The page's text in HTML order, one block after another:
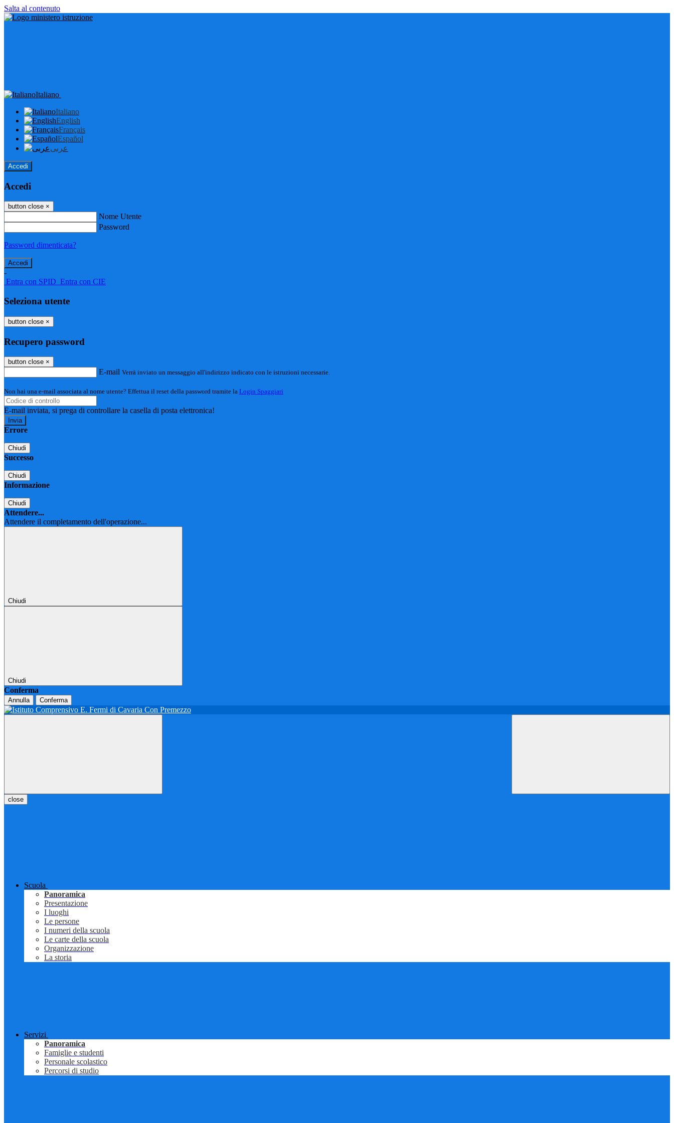
Salta al contenuto
Italiano
Italiano
English
Français
Español
عربى
Accedi
Accedi
button close ×
Nome Utente
Password
Password dimenticata?
-
Entra con SPID Entra con CIE
Seleziona utente
button close ×
Recupero password
button close ×
E-mail Verrà inviato un messaggio all'indirizzo indicato con le istruzioni necessarie.
Non hai una e-mail associata al nome utente? Effettua il reset della password tramite la Login Spaggiari
E-mail inviata, si prega di controllare la casella di posta elettronica!
Errore
Chiudi
Successo
Chiudi
Informazione
Chiudi
Attendere...
Attendere il completamento dell'operazione...
Chiudi
Chiudi
Conferma
Annulla Conferma
close
Scuola
Panoramica
Presentazione
I luoghi
Le persone
I numeri della scuola
Le carte della scuola
Organizzazione
La storia
Servizi
Panoramica
Famiglie e studenti
Personale scolastico
Percorsi di studio